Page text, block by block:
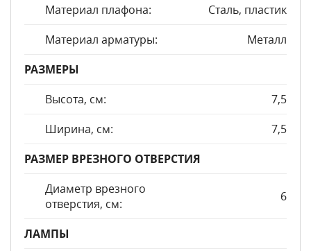
Материал плафона:
Сталь, пластик
Материал арматуры:
Металл
РАЗМЕРЫ
Высота, см:
7,5
Ширина, см:
7,5
РАЗМЕР ВРЕЗНОГО ОТВЕРСТИЯ
Диаметр врезного
отверстия, см:
6
ЛАМПЫ